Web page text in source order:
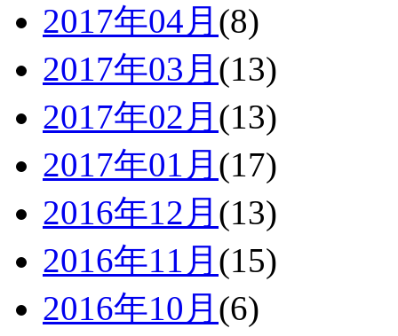
2017年04月 (8)
2017年03月 (13)
2017年02月 (13)
2017年01月 (17)
2016年12月 (13)
2016年11月 (15)
2016年10月 (6)